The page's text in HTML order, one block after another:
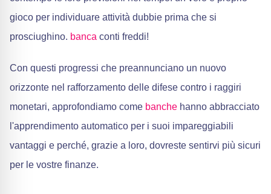
gioco per individuare attività dubbie prima che si
prosciughino. banca conti freddi!
Con questi progressi che preannunciano un nuovo
orizzonte nel rafforzamento delle difese contro i raggiri
monetari, approfondiamo come banche hanno abbracciato
l'apprendimento automatico per i suoi impareggiabili
vantaggi e perché, grazie a loro, dovreste sentirvi più sicuri
per le vostre finanze.